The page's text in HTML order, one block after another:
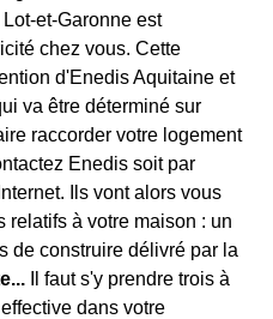
et-Garonne est
chez vous. Cette
d'Enedis Aquitaine et
va être déterminé sur
raccorder votre logement
Enedis soit par
Ils vont alors vous
relatifs à votre maison : un
de construire délivré par la
Il faut s'y prendre trois à
dans votre